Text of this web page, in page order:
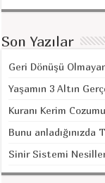
Son Yazılar
Geri Dönüşü
Yaşamın 3 Altın
Kuranı Kerim
Bunu
Sinir Sistemi